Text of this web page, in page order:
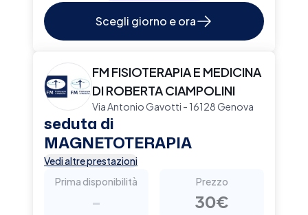
Scegli giorno e ora
FM FISIOTERAPIA E MEDICINA
DI ROBERTA CIAMPOLINI
Via Antonio Gavotti - 16128 Genova
seduta di
MAGNETOTERAPIA
Vedi altre prestazioni
Prima disponibilità
-
Prezzo
30€